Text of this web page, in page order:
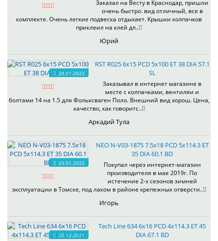
Заказал на Весту в Краснодар, пришли
очень быстро. вид отличный, все в
комплекте. Очень легкие подвеска отдыхает. Крышки колпачков
приклеил на клей дл..
Юрий
28.01.2022
RST R025 6x15 PCD 5x100 ET 38 DIA 57.1
SL
Заказывал в интернет магазине в
месте с колпачками, вентиляи и
болтами 14 на 1.5 для Фольксваген Поло. Внешний вид хорош. Цена,
качество, как говоритс..
Аркадий Тула
23.01.2022
NEO N-V03-1875 7.5x18 PCD 5x114.3 ET
35 DIA 60.1 BD
Покупал через интернет-магазин
производителя в мае 2019г. По
истечение 2-х сезонов зимней
эксплуатации в Томске, под лаком в районе крепежных отверсти..
Игорь
20.12.2021
Tech Line 634 6x16 PCD 4x114.3 ET 45
DIA 67.1 BD